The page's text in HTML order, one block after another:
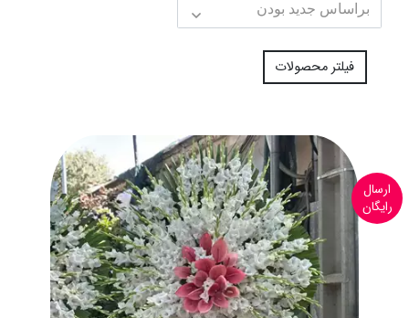
فیلتر محصولات
ارسال
رایگان